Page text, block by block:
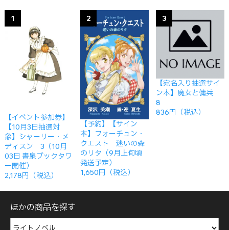
1
【イベント参加券】
【10月3日抽選対
象】シャーリー・メ
ディスン 3（10月
03日 書泉ブックタワ
ー開催）
2,178円（税込）
2
【予約】【サイン
本】フォーチュン・
クエスト 迷いの森
のリタ（9月上旬頃
発送予定）
1,650円（税込）
3
【宛名入り抽選サイ
ン本】魔女と傭兵
8
836円（税込）
ほかの商品を探す